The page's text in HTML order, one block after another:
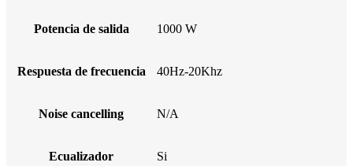
Potencia de salida 1000 W
Respuesta de frecuencia 40Hz-20Khz
Noise cancelling N/A
Ecualizador Si